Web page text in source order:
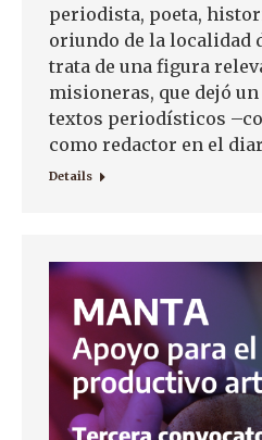
periodista, poeta,
oriundo de la localidad
trata de una figura
misioneras, que dejó
textos periodísticos
como redactor en el
Details